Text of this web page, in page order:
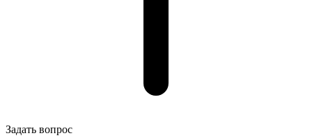
Задать вопрос